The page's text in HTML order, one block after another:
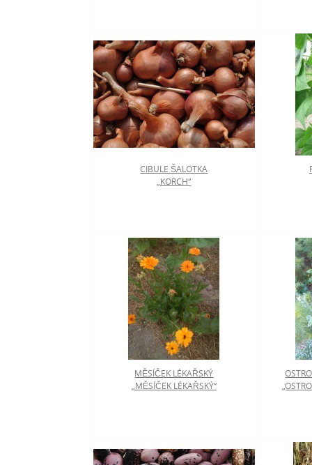
CIBULE ŠALOTKA
„KORCH“
MĚSÍČEK LÉKAŘSKÝ
„MĚSÍČEK LÉKAŘSKÝ“